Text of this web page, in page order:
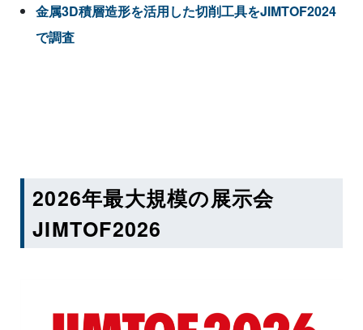
金属3D積層造形を活用した切削工具をJIMTOF2024
で調査
2026年最大規模の展示会
JIMTOF2026